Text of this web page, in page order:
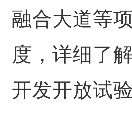
融合大道等
度，详细了
开发开放试